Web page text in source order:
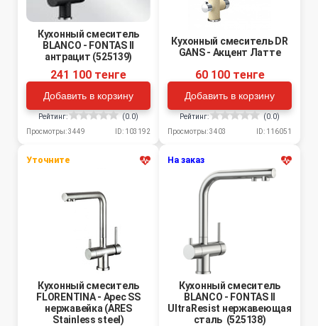
Кухонный смеситель
BLANCO - FONTAS II
антрацит (525139)
241 100 тенге
Добавить в корзину
Рейтинг:
(0.0)
Просмотры: 3449
ID: 103192
Кухонный смеситель DR
GANS - Акцент Латте
60 100 тенге
Добавить в корзину
Рейтинг:
(0.0)
Просмотры: 3403
ID: 116051
Уточните
Кухонный смеситель
FLORENTINA - Арес SS
нержавейка (ARES
Stainless steel)
На заказ
Кухонный смеситель
BLANCO - FONTAS II
UltraResist нержавеющая
сталь (525138)